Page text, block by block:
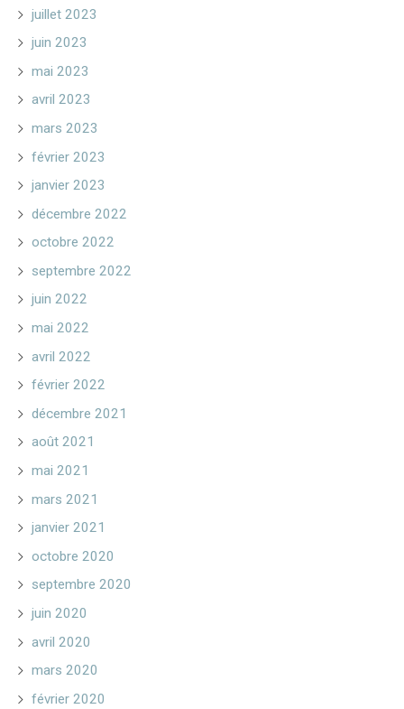
juillet 2023
juin 2023
mai 2023
avril 2023
mars 2023
février 2023
janvier 2023
décembre 2022
octobre 2022
septembre 2022
juin 2022
mai 2022
avril 2022
février 2022
décembre 2021
août 2021
mai 2021
mars 2021
janvier 2021
octobre 2020
septembre 2020
juin 2020
avril 2020
mars 2020
février 2020